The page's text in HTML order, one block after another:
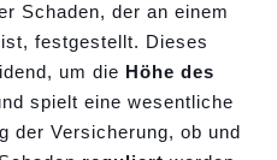
Schaden, der an einem
festgestellt. Dieses
um die Höhe des
spielt eine wesentliche
der Versicherung, ob und